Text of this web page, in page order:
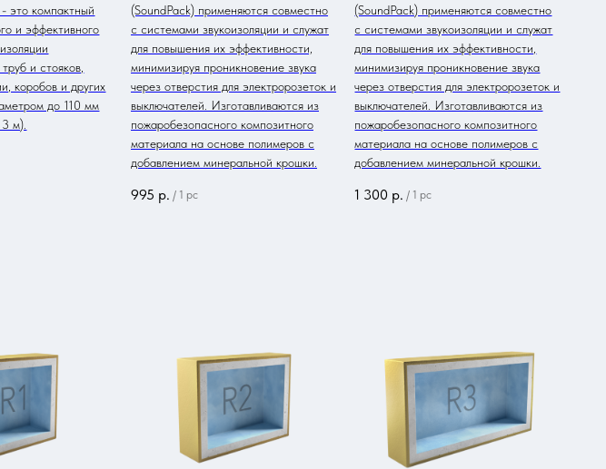
это компактный
и эффективного
и стояков,
коробов и других
до 110 мм
3 м).
(SoundPack) применяются совместно
с системами звукоизоляции и служат
для повышения их эффективности,
минимизируя проникновение звука
через отверстия для электророзеток и
выключателей. Изготавливаются из
пожаробезопасного композитного
материала на основе полимеров с
добавлением минеральной крошки.
995 р. / 1 pc
(SoundPack) применяются совместно
с системами звукоизоляции и служат
для повышения их эффективности,
минимизируя проникновение звука
через отверстия для электророзеток и
выключателей. Изготавливаются из
пожаробезопасного композитного
материала на основе полимеров с
добавлением минеральной крошки.
1 300 р. / 1 pc